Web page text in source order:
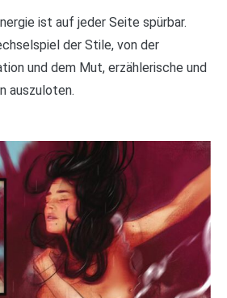
ist auf jeder Seite spürbar.
der Stile, von der
und dem Mut, erzählerische und
auszuloten.